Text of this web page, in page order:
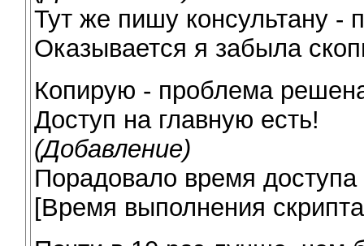
Тут же пишу консультану -
Оказывается я забыла
Копирую - проблема
Доступ на главную есть!
(Добавление)
Порадовало время доступа
[Время выполнения